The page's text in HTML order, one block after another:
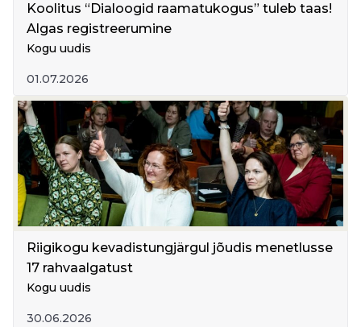
Koolitus “Dialoogid raamatukogus” tuleb taas!
Algas registreerumine
Kogu uudis
01.07.2026
Riigikogu kevadistungjärgul jõudis menetlusse
17 rahvaalgatust
Kogu uudis
30.06.2026